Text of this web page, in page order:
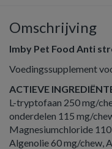
Omschrijving
Imby Pet Food Anti
Voedingssupplement
ACTIEVE
L-tryptofaan 250 mg/
onderdelen 115 mg/
Magnesiumchloride
Algenolie 60 mg/chew,